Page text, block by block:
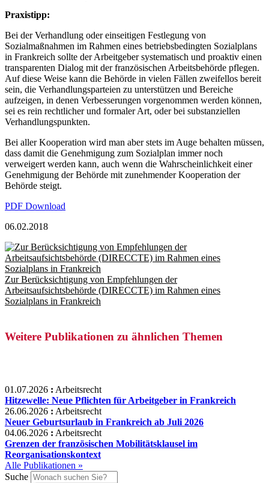
Praxistipp:
Bei der Verhandlung oder einseitigen Festlegung von
Sozialmaßnahmen im Rahmen eines betriebsbedingten Sozialplans
in Frankreich sollte der Arbeitgeber systematisch und proaktiv einen
transparenten Dialog mit der französischen Arbeitsbehörde pflegen.
Auf diese Weise kann die Behörde in vielen Fällen zweifellos bereit
sein, die Verhandlungsparteien zu unterstützen und Bereiche
aufzeigen, in denen Verbesserungen vorgenommen werden können,
sei es rein rechtlicher und formaler Art, oder bei substanziellen
Verhandlungspunkten.
Bei aller Kooperation wird man aber stets im Auge behalten müssen,
dass damit die Genehmigung zum Sozialplan immer noch
verweigert werden kann, auch wenn die Wahrscheinlichkeit einer
Genehmigung der Behörde mit zunehmender Kooperation der
Behörde steigt.
PDF Download
06.02.2018
Zur Berücksichtigung von Empfehlungen der
Arbeitsaufsichtsbehörde (DIRECCTE) im Rahmen eines
Sozialplans in Frankreich
Weitere Publikationen zu ähnlichen Themen
01.07.2026 : Arbeitsrecht
Hitzewelle: Neue Pflichten für Arbeitgeber in Frankreich
26.06.2026 : Arbeitsrecht
Neuer Geburtsurlaub in Frankreich ab Juli 2026
04.06.2026 : Arbeitsrecht
Grenzen der französischen Mobilitätsklausel im
Reorganisationskontext
Alle Publikationen »
Suche